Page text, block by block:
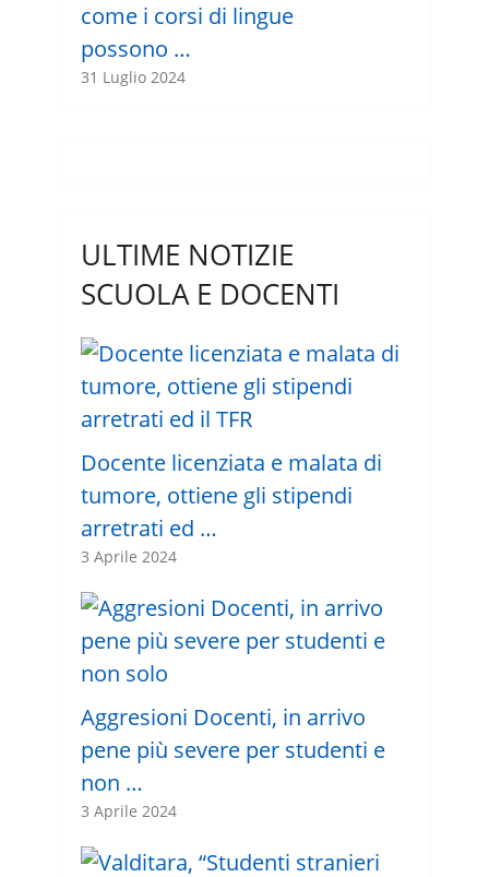
come i corsi di lingue
possono …
31 Luglio 2024
ULTIME NOTIZIE
SCUOLA E DOCENTI
Docente licenziata e malata di
tumore, ottiene gli stipendi
arretrati ed …
3 Aprile 2024
Aggresioni Docenti, in arrivo
pene più severe per studenti e
non …
3 Aprile 2024